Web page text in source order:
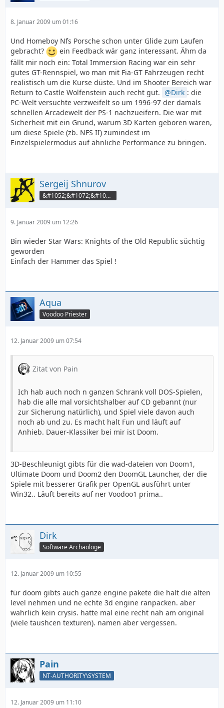
8. Januar 2009 um 01:16
Und Homeboy Nfs Porsche schon unter Glide zum Laufen
gebracht?
ein Feedback wär ganz interessant. Ähm da
fällt mir noch ein: Total Immersion Racing war ein sehr
gutes GT-Rennspiel, wo man mit Fia-GT Fahrzeugen recht
realistisch um die Kurse düste. Und im Shooter Bereich war
Return to Castle Wolfenstein auch recht gut.
Dirk : die
PC-Welt versuchte verzweifelt so um 1996-97 der damals
schnellen Arcadewelt der PS-1 nachzueifern. Die war mit
Sicherheit mit ein Grund, warum 3D Karten geboren waren,
um diese Spiele (zb. NFS II) zumindest im
Einzelspielermodus auf ähnliche Performance zu bringen.
Sergeij Shnurov
&#1052;&#1072;&#1076;&#1077; &#1048;&#1085; &#1046;&#1086;&#1087;&#1072;
9. Januar 2009 um 12:26
Bin wieder Star Wars: Knights of the Old Republic süchtig
geworden
Einfach der Hammer das Spiel !
Aqua
Voodoo Priester
12. Januar 2009 um 07:54
Zitat von Pain
Ich hab auch noch n ganzen Schrank voll DOS-Spielen,
hab die alle mal vorsichtshalber auf CD gebannt (nur
zur Sicherung natürlich), und Spiel viele davon auch
noch ab und zu. Es macht halt Fun und läuft auf
Anhieb. Dauer-Klassiker bei mir ist Doom.
3D-Beschleunigt gibts für die wad-dateien von Doom1,
Ultimate Doom und Doom2 den DoomGL Launcher, der die
Spiele mit besserer Grafik per OpenGL ausführt unter
Win32.. Läuft bereits auf ner Voodoo1 prima..
Dirk
Software Archäologe
12. Januar 2009 um 10:55
für doom gibts auch ganze engine pakete die halt die alten
level nehmen und ne echte 3d engine ranpacken. aber
wahrlich kein crysis. hatte mal eine recht nah am original
(viele taushcen texturen). namen aber vergessen.
Pain
NT-AUTHORITY\SYSTEM
12. Januar 2009 um 11:10